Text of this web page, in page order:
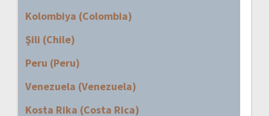
Kolombiya (Colombia)
Şili (Chile)
Peru (Peru)
Venezuela (Venezuela)
Kosta Rika (Costa Rica)